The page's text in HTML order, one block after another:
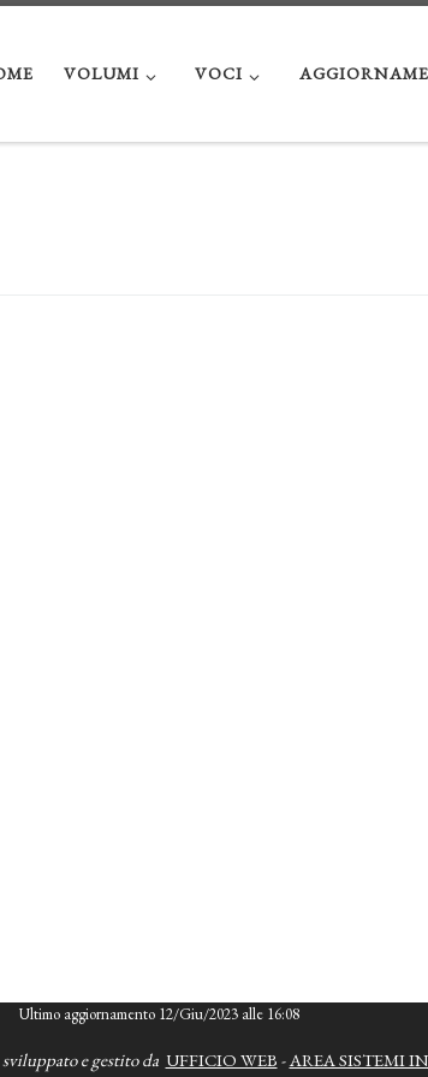
VOLUMI VOCI
Ultimo aggiornamento 12/Giu/2023 alle 16:08
e gestito da UFFICIO WEB -AREA SISTEMI